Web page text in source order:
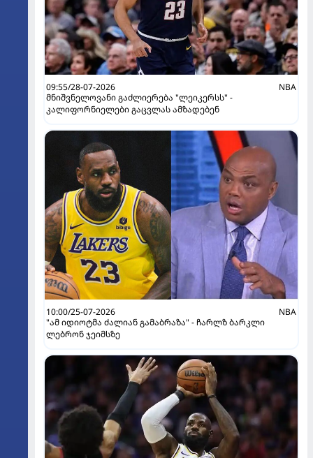
09:55/28-07-2026
NBA
მნიშვნელოვანი გაძლიერება "ლეიკერსს" -
კალიფორნიელები გაცვლას ამზადებენ
10:00/25-07-2026
NBA
"ამ იდიოტმა ძალიან გამაბრაზა" - ჩარლზ ბარკლი
ლებრონ ჯეიმსზე